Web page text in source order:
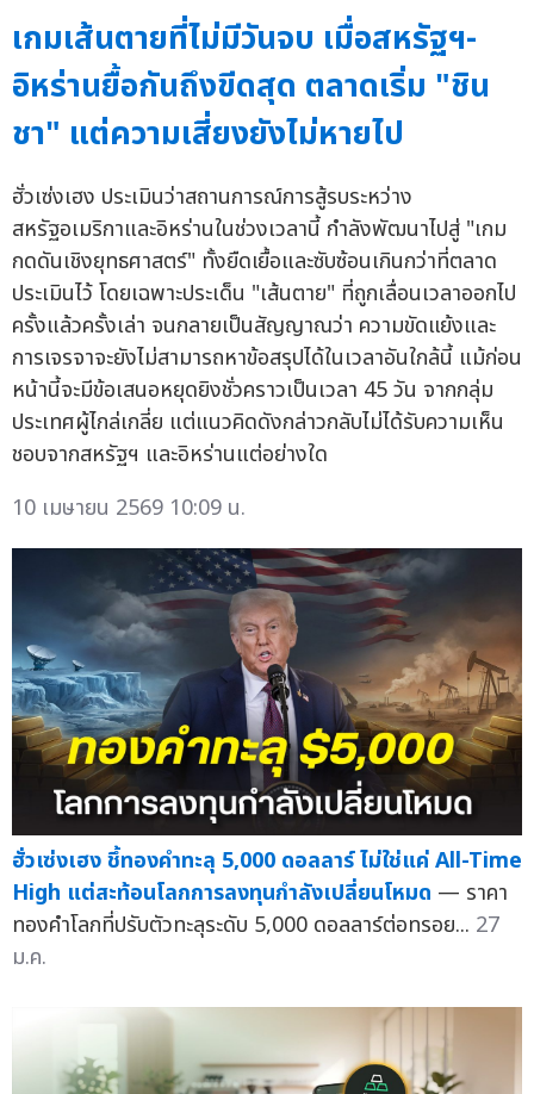
เกมเส้นตายที่ไม่มีวันจบ เมื่อสหรัฐฯ-
อิหร่านยื้อกันถึงขีดสุด ตลาดเริ่ม "ชิน
ชา" แต่ความเสี่ยงยังไม่หายไป
ฮั่วเซ่งเฮง ประเมินว่าสถานการณ์การสู้รบระหว่าง
สหรัฐอเมริกาและอิหร่านในช่วงเวลานี้ กำลังพัฒนาไปสู่ "เกม
กดดันเชิงยุทธศาสตร์" ทั้งยืดเยื้อและซับซ้อนเกินกว่าที่ตลาด
ประเมินไว้ โดยเฉพาะประเด็น "เส้นตาย" ที่ถูกเลื่อนเวลาออกไป
ครั้งแล้วครั้งเล่า จนกลายเป็นสัญญาณว่า ความขัดแย้งและ
การเจรจาจะยังไม่สามารถหาข้อสรุปได้ในเวลาอันใกล้นี้ แม้ก่อน
หน้านี้จะมีข้อเสนอหยุดยิงชั่วคราวเป็นเวลา 45 วัน จากกลุ่ม
ประเทศผู้ไกล่เกลี่ย แต่แนวคิดดังกล่าวกลับไม่ได้รับความเห็น
ชอบจากสหรัฐฯ และอิหร่านแต่อย่างใด
10 เมษายน 2569 10:09 น.
ฮั่วเซ่งเฮง ชึ้ทองคำทะลุ 5,000 ดอลลาร์ ไม่ใช่แค่ All-Time
High แต่สะท้อนโลกการลงทุนกำลังเปลี่ยนโหมด — ราคา
ทองคำโลกที่ปรับตัวทะลุระดับ 5,000 ดอลลาร์ต่อทรอย... 27
ม.ค.